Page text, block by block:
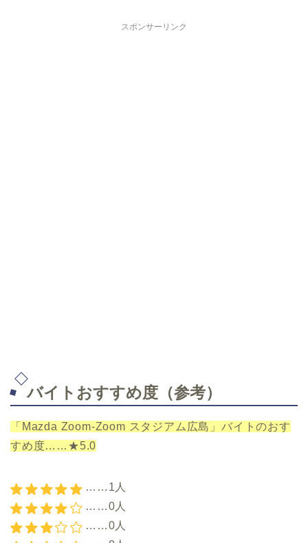
スポンサーリンク
バイトおすすめ度（参考）
「Mazda Zoom-Zoom スタジアム広島」バイトのおす
すめ度……★5.0
……1人
……0人
……0人